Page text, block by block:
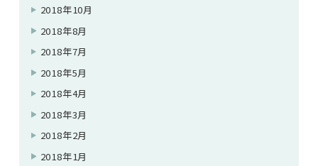
2018年10月
2018年8月
2018年7月
2018年5月
2018年4月
2018年3月
2018年2月
2018年1月